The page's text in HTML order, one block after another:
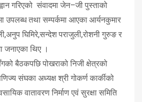
गरिएको संवादमा जेन–जी पुस्ताको
उपलब्ध तथा सम्पर्कमा आएका आर्यनकुमार
घिमिरे,सन्देश पराजुली,रोशनी गुरुङ र
जनाएका थिए ।
बैठकपछि पोखराको निजी क्षेत्रको
संघका अध्यक्ष श्री गोकर्ण कार्कीको
वातावरण निर्माण एवं सुरक्षा समिति